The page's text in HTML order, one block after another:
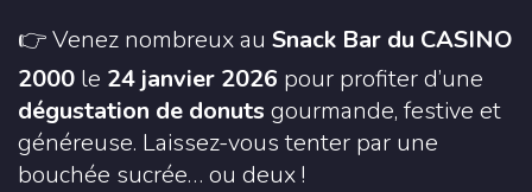
👉 Venez nombreux au Snack Bar du CASINO
2000 le 24 janvier 2026 pour profiter d’une
dégustation de donuts gourmande, festive et
généreuse. Laissez-vous tenter par une
bouchée sucrée… ou deux !